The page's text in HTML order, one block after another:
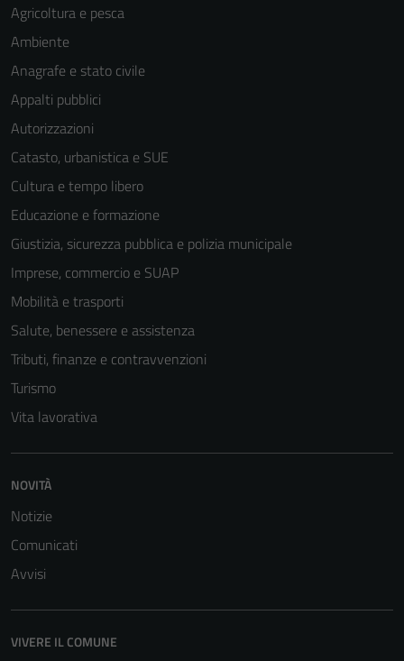
Agricoltura e pesca
Ambiente
Anagrafe e stato civile
Appalti pubblici
Autorizzazioni
Catasto, urbanistica e SUE
Cultura e tempo libero
Educazione e formazione
Giustizia, sicurezza pubblica e polizia municipale
Imprese, commercio e SUAP
Mobilità e trasporti
Salute, benessere e assistenza
Tributi, finanze e contravvenzioni
Turismo
Vita lavorativa
NOVITÀ
Notizie
Comunicati
Avvisi
VIVERE IL COMUNE
possono